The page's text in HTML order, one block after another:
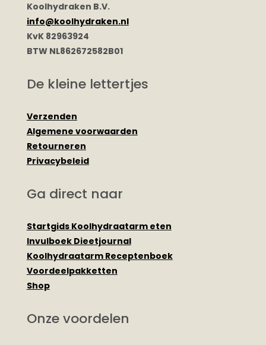
Koolhydraken B.V.
info@koolhydraken.nl
KvK 82963924
BTW NL862672582B01
De kleine lettertjes
Verzenden
Algemene voorwaarden
Retourneren
Privacybeleid
Ga direct naar
Startgids Koolhydraatarm eten
Invulboek Dieetjournal
Koolhydraatarm Receptenboek
Voordeelpakketten
Shop
Onze voordelen